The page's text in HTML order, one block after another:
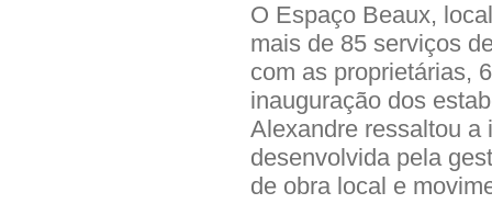
O Espaço Beaux,
mais de 85 serviços
com as proprietárias,
inauguração dos
Alexandre ressaltou a
desenvolvida pela
de obra local e